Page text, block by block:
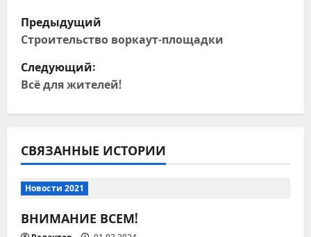
Н
а
в
а
ц
и
Предыдущий
Строительство воркаут-площадки
Следующий:
Всё для жителей!
СВЯЗАННЫЕ ИСТОРИИ
Новости 2021
ВНИМАНИЕ ВСЕМ!